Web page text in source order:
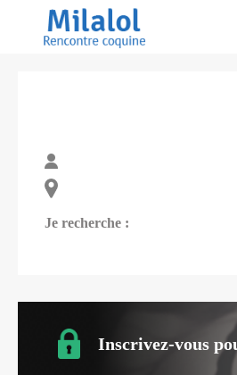
Je recherche :
Inscrivez-vous